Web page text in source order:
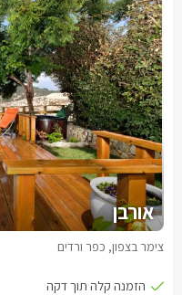
אורבן
צימר בצפון, כפר ורדים